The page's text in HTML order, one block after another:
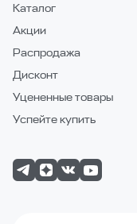
Каталог
Акции
Распродажа
Дисконт
Уцененные товары
Успейте купить